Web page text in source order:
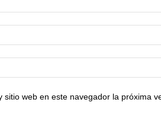
web en este navegador la próxima